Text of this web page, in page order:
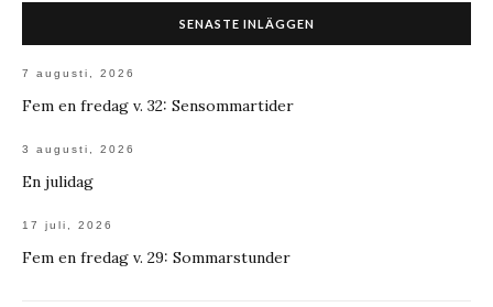
SENASTE INLÄGGEN
7 augusti, 2026
Fem en fredag v. 32: Sensommartider
3 augusti, 2026
En julidag
17 juli, 2026
Fem en fredag v. 29: Sommarstunder